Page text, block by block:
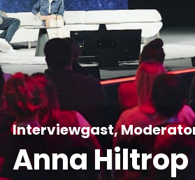
Interviewgast,
Anna Hiltrop